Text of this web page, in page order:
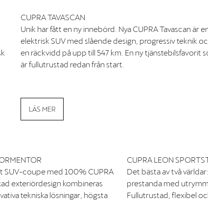
CUPRA TAVASCAN
Unik har fått en ny innebörd. Nya CUPRA Tavascan är
elektrisk SUV med slående design, progressiv teknik
en räckvidd på upp till 547 km. En ny tjänstebilsfavorit
är fullutrustad redan från start.
LÄS MER
SUV-coupe med 100% CUPRA
exteriördesign kombineras
tekniska lösningar, högsta
CUPRA LEON
Det bästa av två
prestanda med
Fullutrustad, flexibel